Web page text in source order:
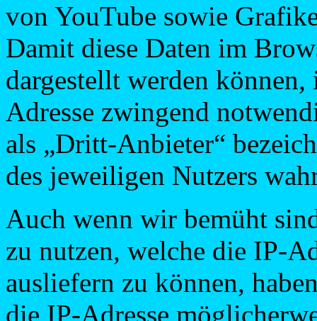
von YouTube sowie
Damit diese Daten im
dargestellt werden
Adresse zwingend
als „Dritt-Anbieter“
des jeweiligen Nutzers
Auch wenn wir bemüht
zu nutzen, welche die IP-
ausliefern zu können,
die IP-Adresse